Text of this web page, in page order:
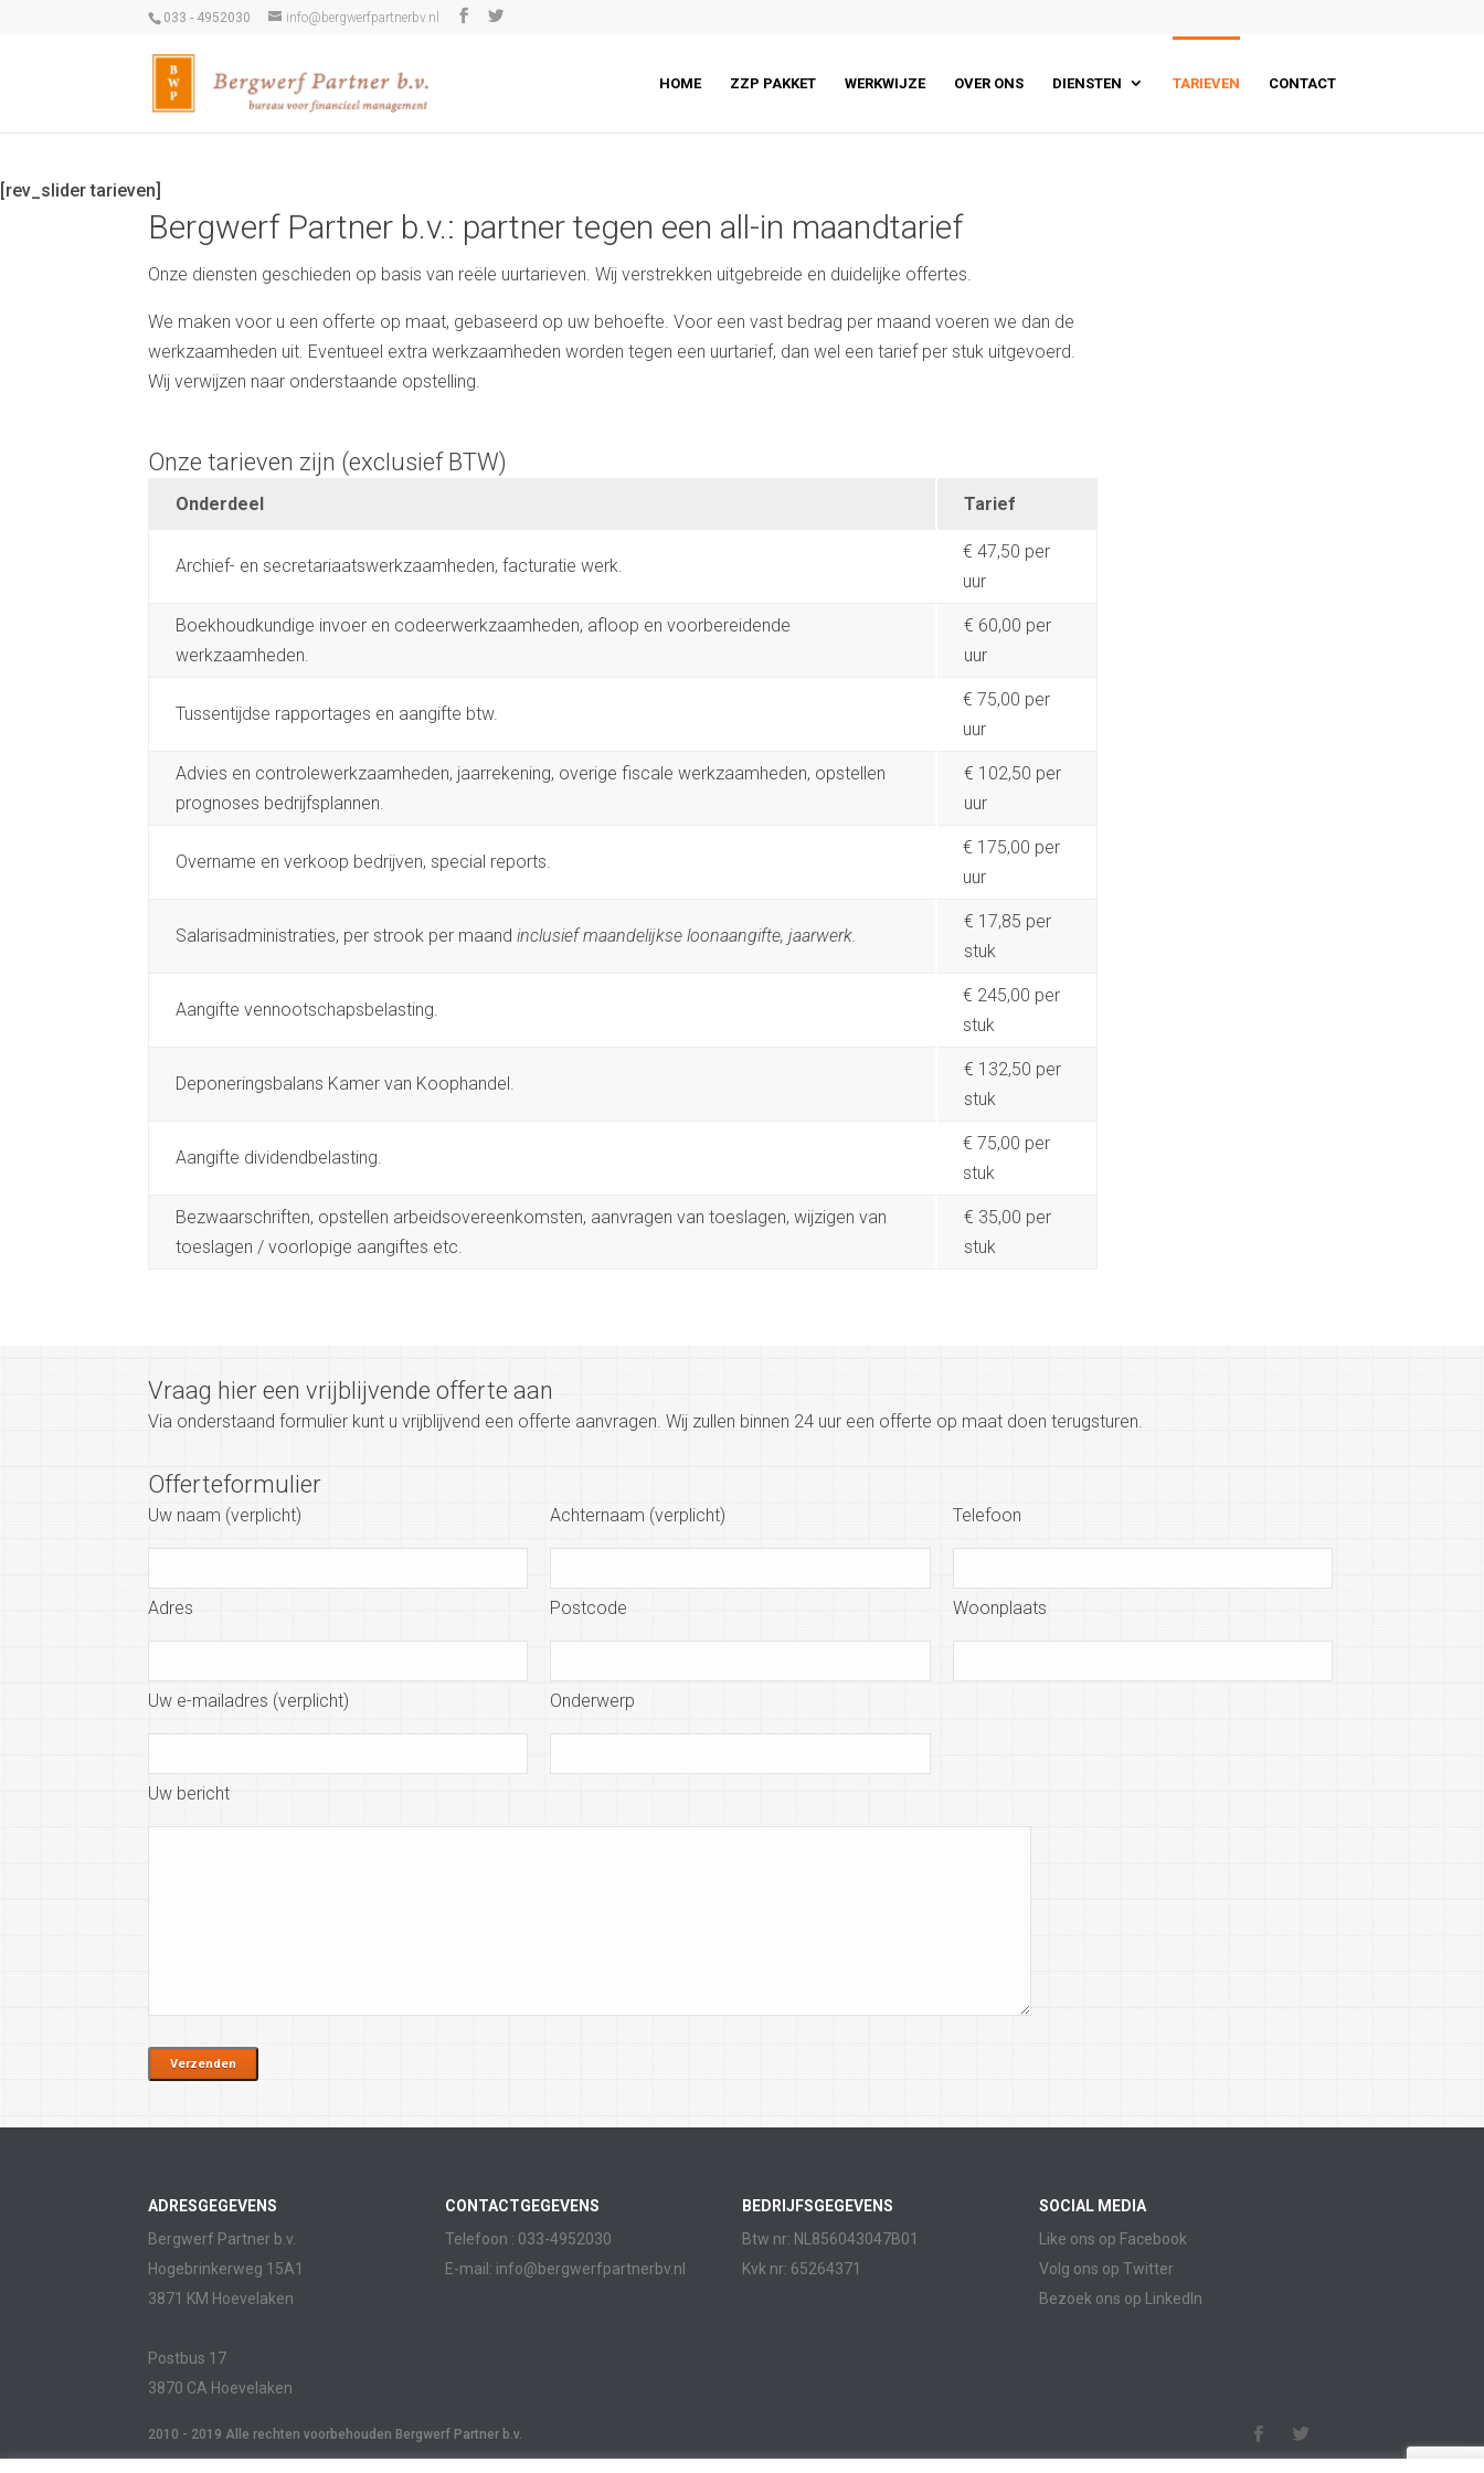
033 - 4952030 info@bergwerfpartnerbv.nl
HOME ZZP PAKKET WERKWIJZE OVER ONS DIENSTEN TARIEVEN CONTACT
[rev_slider tarieven]
Bergwerf Partner b.v.: partner tegen een all-in maandtarief
Onze diensten geschieden op basis van reële uurtarieven. Wij verstrekken uitgebreide en duidelijke offertes.
We maken voor u een offerte op maat, gebaseerd op uw behoefte. Voor een vast bedrag per maand voeren we dan de
werkzaamheden uit. Eventueel extra werkzaamheden worden tegen een uurtarief, dan wel een tarief per stuk uitgevoerd.
Wij verwijzen naar onderstaande opstelling.
Onze tarieven zijn (exclusief BTW)
Onderdeel Tarief
Archief- en secretariaatswerkzaamheden, facturatie werk.
€ 47,50 per
uur
Boekhoudkundige invoer en codeerwerkzaamheden, afloop en voorbereidende
werkzaamheden.
€ 60,00 per
uur
Tussentijdse rapportages en aangifte btw.
€ 75,00 per
uur
Advies en controlewerkzaamheden, jaarrekening, overige fiscale werkzaamheden, opstellen
prognoses bedrijfsplannen.
€ 102,50 per
uur
Overname en verkoop bedrijven, special reports.
€ 175,00 per
uur
Salarisadministraties, per strook per maandinclusief maandelijkseloonaangifte, jaarwerk.
€ 17,85 per
stuk
Aangifte vennootschapsbelasting.
€ 245,00 per
stuk
Deponeringsbalans Kamer van Koophandel.
€ 132,50 per
stuk
Aangifte dividendbelasting.
€ 75,00 per
stuk
Bezwaarschriften, opstellen arbeidsovereenkomsten, aanvragen van toeslagen, wijzigen van
toeslagen / voorlopige aangiftes etc.
€ 35,00 per
stuk
Vraag hier een vrijblijvende offerte aan
Via onderstaand formulier kunt u vrijblijvend een offerte aanvragen. Wij zullen binnen 24 uur een offerte op maat doen terugsturen.
Offerteformulier
Uw naam (verplicht) Achternaam (verplicht) Telefoon
Adres Postcode Woonplaats
Uw e-mailadres (verplicht) Onderwerp
Uw bericht
ADRESGEGEVENS
Bergwerf Partner b.v.
Hogebrinkerweg 15A1
3871 KM Hoevelaken
Postbus 17
3870 CA Hoevelaken
CONTACTGEGEVENS
Telefoon : 033-4952030
E-mail: info@bergwerfpartnerbv.nl
BEDRIJFSGEGEVENS
Btw nr: NL856043047B01
Kvk nr: 65264371
SOCIAL MEDIA
Like ons op Facebook
Volg ons op Twitter
Bezoek ons op LinkedIn
2010 - 2019 Alle rechten voorbehouden Bergwerf Partner b.v.